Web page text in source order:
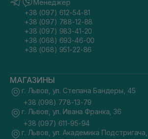
Менеджер
+38 (097) 612-54-81
+38 (097) 788-12-88
+38 (097) 983-41-20
+38 (068) 693-46-00
+38 (068) 951-22-86
МАГАЗИНЫ
г. Львов, ул. Степана Бандеры, 45
+38 (098) 778-13-79
г. Львов, ул. Ивана Франка, 36
+38 (097) 611-95-94
г. Львов, ул. Академика